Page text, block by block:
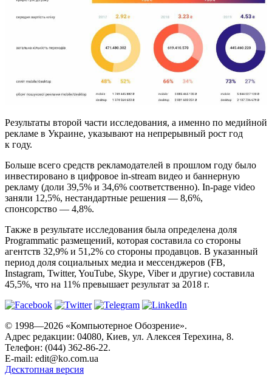
Результаты второй части исследования, а именно по медийной
рекламе в Украине, указывают на непрерывный рост год
к году.
Больше всего средств рекламодателей в прошлом году было
инвестировано в цифровое in-stream видео и баннерную
рекламу (доли 39,5% и 34,6% соответственно). In-page video
заняли 12,5%, нестандартные решения — 8,6%,
спонсорство — 4,8%.
Также в результате исследования была определена доля
Programmatic размещений, которая составила со стороны
агентств 32,9% и 51,2% со стороны продавцов. В указанный
период доля социальных медиа и мессенджеров (FB,
Instagram, Twitter, YouTube, Skype, Viber и другие) составила
45,5%, что на 11% превышает результат за 2018 г.
© 1998—2026 «Компьютерное Обозрение».
Адрес редакции: 04080, Киев, ул. Алексея Терехина, 8.
Телефон: (044) 362-86-22.
E-mail: edit@ko.com.ua
Десктопная версия